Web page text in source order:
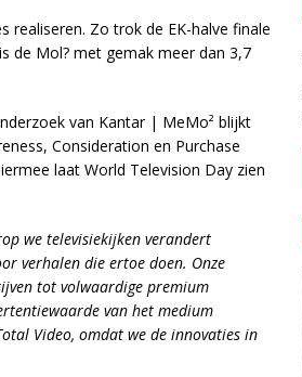
realiseren. Zo trok de EK-halve finale
de Mol? met gemak meer dan 3,7
van Kantar | MeMo² blijkt
Consideration en Purchase
laat World Television Day zien
we televisiekijken verandert
verhalen die ertoe doen. Onze
tot volwaardige premium
van het medium
Video, omdat we de innovaties in